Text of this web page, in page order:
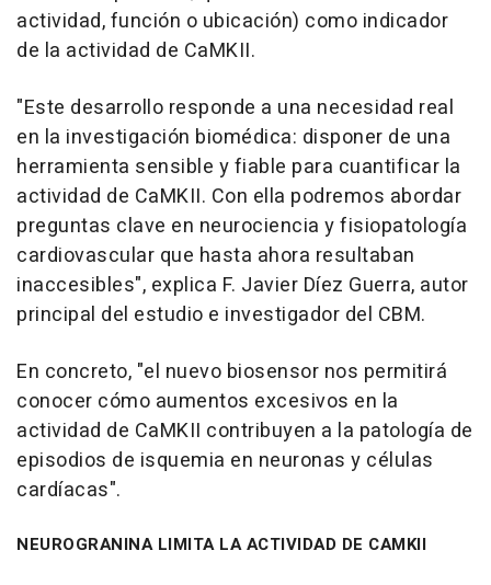
actividad, función o ubicación) como indicador
de la actividad de CaMKII.
"Este desarrollo responde a una necesidad real
en la investigación biomédica: disponer de una
herramienta sensible y fiable para cuantificar la
actividad de CaMKII. Con ella podremos abordar
preguntas clave en neurociencia y fisiopatología
cardiovascular que hasta ahora resultaban
inaccesibles", explica F. Javier Díez Guerra, autor
principal del estudio e investigador del CBM.
En concreto, "el nuevo biosensor nos permitirá
conocer cómo aumentos excesivos en la
actividad de CaMKII contribuyen a la patología de
episodios de isquemia en neuronas y células
cardíacas".
NEUROGRANINA LIMITA LA ACTIVIDAD DE CAMKII